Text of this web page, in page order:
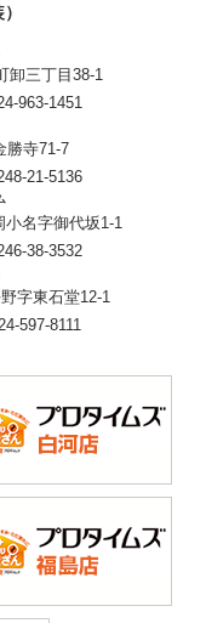
卸三丁目38-1
963-1451
寺71-7
21-5136
名字御代坂1-1
38-3532
字東石堂12-1
597-8111